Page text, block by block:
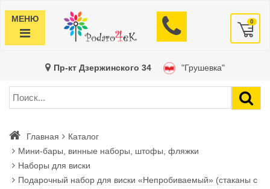
МЕНЮ 0
Пр-кт Дзержинского 34 "Грушевка"
Главная
Каталог
Мини-бары, винные наборы, штофы, фляжки
Наборы для виски
Подарочный набор для виски «Непробиваемый» (стаканы с